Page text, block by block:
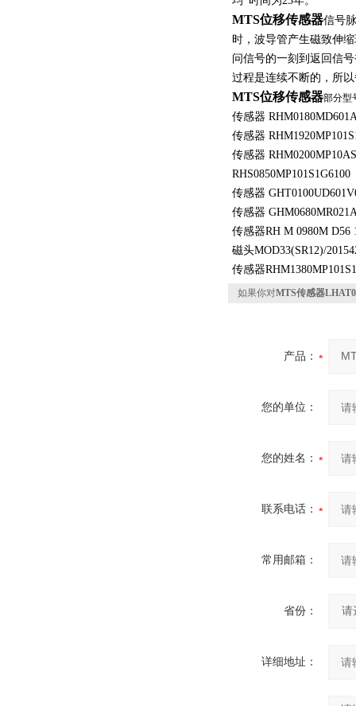
MTS位移传感器信号
时，波导管产生磁致伸
问信号的一刻到返回信
过程是连续不断的，所
MTS位移传感器部分型
传感器
传感器
传感器
RHS0850MP101S1G6100
传感器
传感器
传感器RH M 0980M D56
磁头MOD33(SR12)/
传感器
如果你对MTS传感器
产品：
您的单位：
您的姓名：
联系电话：
常用邮箱：
省份：
详细地址：